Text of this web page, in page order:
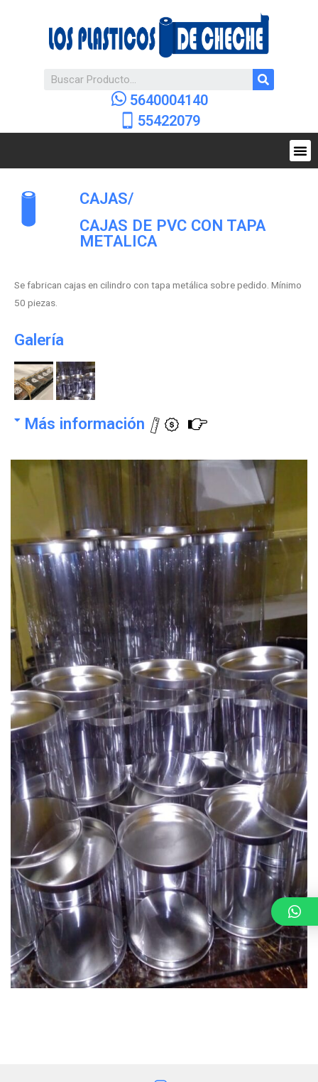
5640004140
55422079
CAJAS/
CAJAS DE PVC CON TAPA
METALICA
Se fabrican cajas en cilindro con tapa metálica sobre pedido. Mínimo
50 piezas.
Galería
Más información